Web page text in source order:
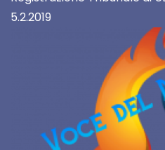
5.2.2019